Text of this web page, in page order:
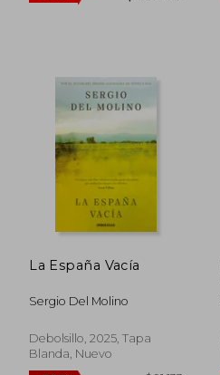
40%
dcto. $ 50.170
La España Vacía
Sergio Del Molino
Debolsillo, 2025, Tapa
Blanda, Nuevo